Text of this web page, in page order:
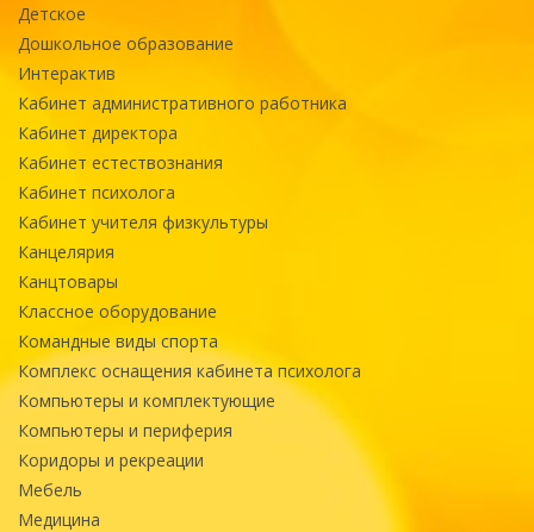
Детское
Дошкольное образование
Интерактив
Кабинет административного работника
Кабинет директора
Кабинет естествознания
Кабинет психолога
Кабинет учителя физкультуры
Канцелярия
Канцтовары
Классное оборудование
Командные виды спорта
Комплекс оснащения кабинета психолога
Компьютеры и комплектующие
Компьютеры и периферия
Коридоры и рекреации
Мебель
Медицина